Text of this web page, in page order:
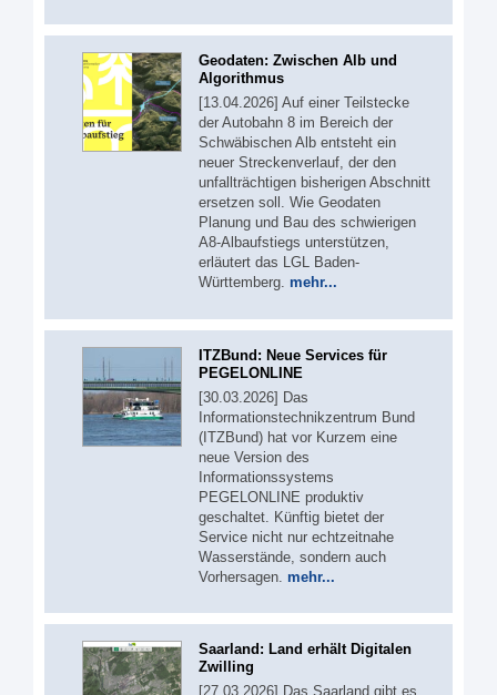
Geodaten: Zwischen Alb und
Algorithmus
[13.04.2026] Auf einer Teilstecke
der Autobahn 8 im Bereich der
Schwäbischen Alb entsteht ein
neuer Streckenverlauf, der den
unfallträchtigen bisherigen Abschnitt
ersetzen soll. Wie Geodaten
Planung und Bau des schwierigen
A8-Albaufstiegs unterstützen,
erläutert das LGL Baden-
Württemberg. mehr...
ITZBund: Neue Services für
PEGELONLINE
[30.03.2026] Das
Informationstechnikzentrum Bund
(ITZBund) hat vor Kurzem eine
neue Version des
Informationssystems
PEGELONLINE produktiv
geschaltet. Künftig bietet der
Service nicht nur echtzeitnahe
Wasserstände, sondern auch
Vorhersagen. mehr...
Saarland: Land erhält Digitalen
Zwilling
[27.03.2026] Das Saarland gibt es